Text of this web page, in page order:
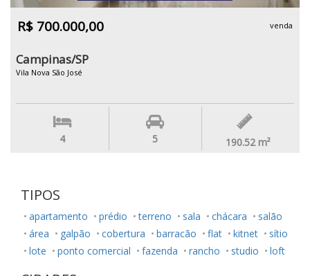
R$ 700.000,00 venda
Campinas/SP
Vila Nova São José
4 5 190.52 m²
TIPOS
apartamento prédio terreno sala chácara
salão
área
galpão cobertura barracão flat kitnet
sítio
lote
ponto comercial fazenda rancho studio loft